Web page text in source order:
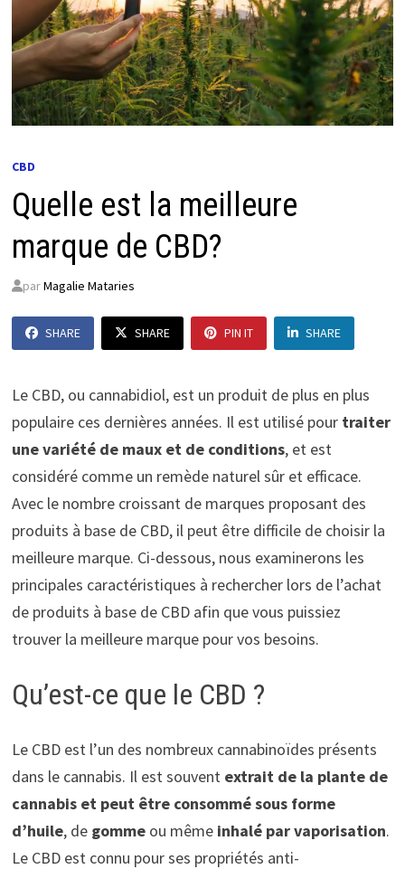
CBD
Quelle est la meilleure
marque de CBD?
parMagalie Mataries
SHARE SHARE PIN IT SHARE
Le CBD, ou cannabidiol, est un produit de plus en plus
populaire ces dernières années. Il est utilisé pour traiter
une variété de maux et de conditions, et est
considéré comme un remède naturel sûr et efficace.
Avec le nombre croissant de marques proposant des
produits à base de CBD, il peut être difficile de choisir la
meilleure marque. Ci-dessous, nous examinerons les
principales caractéristiques à rechercher lors de l’achat
de produits à base de CBD afin que vous puissiez
trouver la meilleure marque pour vos besoins.
Qu’est-ce que le CBD ?
Le CBD est l’un des nombreux cannabinoïdes présents
dans le cannabis. Il est souvent extrait de la plante de
cannabis et peut être consommé sous forme
d’huile, degommeou mêmeinhalé par vaporisation.
Le CBD est connu pour ses propriétés anti-